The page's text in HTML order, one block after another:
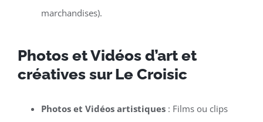
marchandises).
Photos et Vidéos d’art et
créatives sur Le Croisic
Photos et Vidéos artistiques: Films ou clips